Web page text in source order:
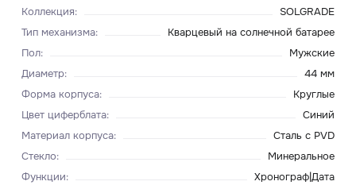
Коллекция:
SOLGRADE
Тип механизма:
Кварцевый на солнечной батарее
Пол:
Мужские
Диаметр:
44 мм
Форма корпуса:
Круглые
Цвет циферблата:
Синий
Материал корпуса:
Сталь с PVD
Стекло:
Минеральное
Функции:
Хронограф|Дата